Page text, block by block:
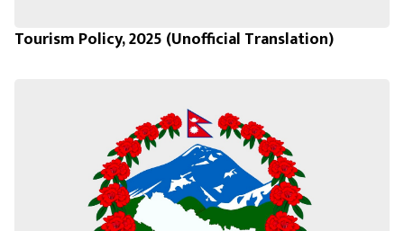
Tourism Policy, 2025 (Unofficial Translation)